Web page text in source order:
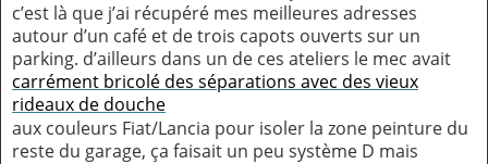
c’est là que j’ai récupéré mes meilleures adresses
autour d’un café et de trois capots ouverts sur un
parking. d’ailleurs dans un de ces ateliers le mec avait
carrément bricolé des séparations avec des vieux
rideaux de douche
aux couleurs Fiat/Lancia pour isoler la zone peinture du
reste du garage, ça faisait un peu système D mais